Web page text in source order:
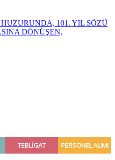
HUZURUNDA, 101. YIL SÖZÜ
DÖNÜŞEN,